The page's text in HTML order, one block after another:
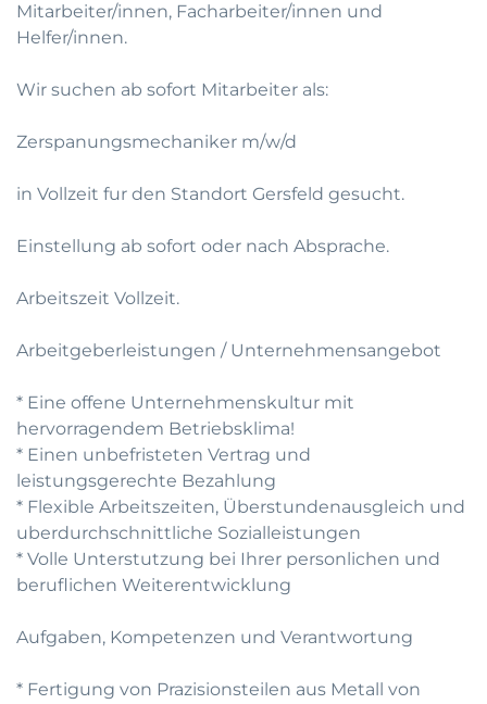
Mitarbeiter/innen, Facharbeiter/innen und
Helfer/innen.
Wir suchen ab sofort Mitarbeiter als:
Zerspanungsmechaniker m/w/d
in Vollzeit fur den Standort Gersfeld gesucht.
Einstellung ab sofort oder nach Absprache.
Arbeitszeit Vollzeit.
Arbeitgeberleistungen / Unternehmensangebot
* Eine offene Unternehmenskultur mit
hervorragendem Betriebsklima!
* Einen unbefristeten Vertrag und
leistungsgerechte Bezahlung
* Flexible Arbeitszeiten, Überstundenausgleich und
uberdurchschnittliche Sozialleistungen
* Volle Unterstutzung bei Ihrer personlichen und
beruflichen Weiterentwicklung
Aufgaben, Kompetenzen und Verantwortung
* Fertigung von Prazisionsteilen aus Metall von